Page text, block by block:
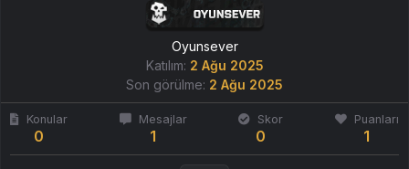
Oyunsever
Katılım 2 Ağu 2025
Son görülme 2 Ağu 2025
Konular
0
Mesajlar
1
Skor
0
Puanları
1